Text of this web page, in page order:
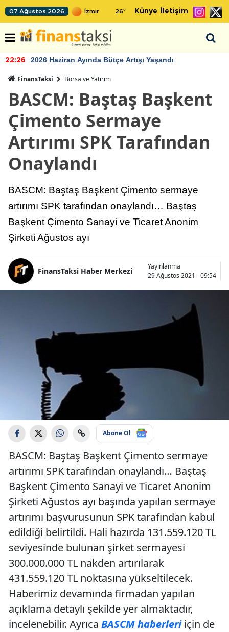
07 Ağustos 2026 26° Künye İletişim
22:26 2026 Haziran Ayında Bütçe Artışı Yaşandı
FinansTaksi Borsa ve Yatırım
BASCM: Baştaş Başkent
Çimento Sermaye
Artırımı SPK Tarafından
Onaylandı
BASCM: Baştaş Başkent Çimento sermaye
artırımı SPK tarafından onaylandı… Baştaş
Başkent Çimento Sanayi ve Ticaret Anonim
Şirketi Ağustos ayı
FinansTaksi Haber Merkezi
Yayınlanma
29 Ağustos 2021 - 09:54
Abone Ol
BASCM: Baştaş Başkent Çimento sermaye
artırımı SPK tarafından onaylandı… Baştaş
Başkent Çimento Sanayi ve Ticaret Anonim
Şirketi Ağustos ayı başında yapılan sermaye
artırımı başvurusunun SPK tarafından kabul
edildiği belirtildi. Hali hazırda 131.559.120 TL
seviyesinde bulunan şirket sermayesi
300.000.000 TL nakden artırılarak
431.559.120 TL noktasına yükseltilecek.
Haberimiz devamında firmadan yapılan
açıklama detaylı şekilde yer almaktadır,
incelenebilir. Ayrıca BASCM haberleriiçin de